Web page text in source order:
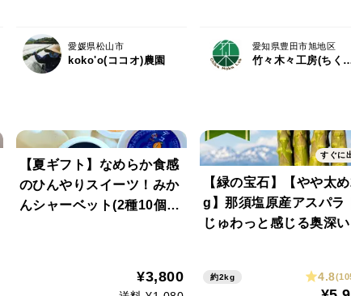
愛媛県松山市
koko'o(ココオ)農園
愛知県豊田市旭地区
竹々木々工房(ちくも
【夏ギフト】なめらか食感
のひんやりスイーツ！みか
んシャーベット(2種10個
¥3,800
すぐに
【緑の宝石】【やや太
g】那須塩原産アスパラ｜
じゅわっと感じる奥深
約2kg 4.8